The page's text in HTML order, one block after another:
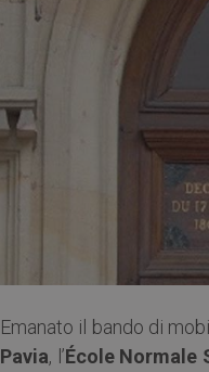
Emanato il bando di
Pavia, l’École Normale